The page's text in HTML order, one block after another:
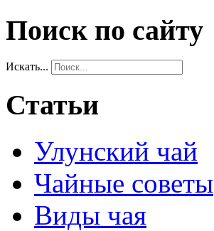
Поиск по сайту
Искать...
Статьи
Улунский чай
Чайные советы
Виды чая